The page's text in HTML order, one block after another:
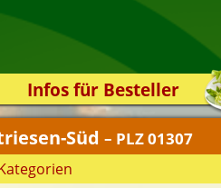
Infos für Besteller
Lieferservice-App
Weiterempfehlen
Newsletter
Süd – PLZ 01307